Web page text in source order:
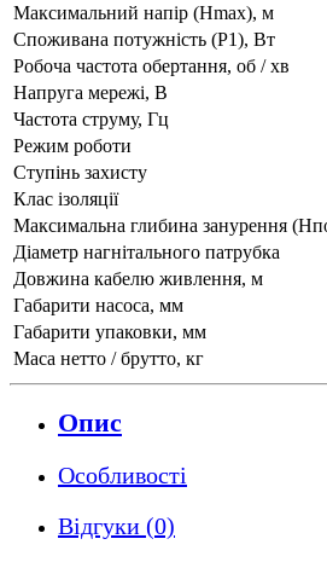
Максимальний напір (Нmax), м
Споживана потужність (Р1), Вт
Робоча частота обертання, об / хв
Напруга мережі, В
Частота струму, Гц
Режим роботи
Ступінь захисту
Клас ізоляції
Максимальна глибина занурення
Діаметр нагнітального патрубка
Довжина кабелю живлення, м
Габарити насоса, мм
Габарити упаковки, мм
Маса нетто / брутто, кг
Опис
Особливості
Відгуки (0)